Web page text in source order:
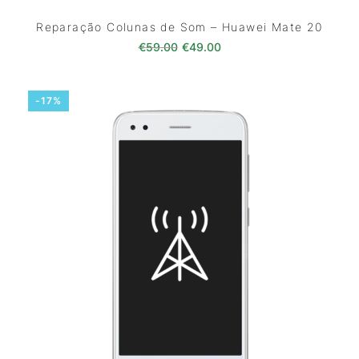
Reparação Colunas de Som – Huawei Mate 20
€59.00 O preço original era: €59.00.
€49.00O preço atual é:
-17%